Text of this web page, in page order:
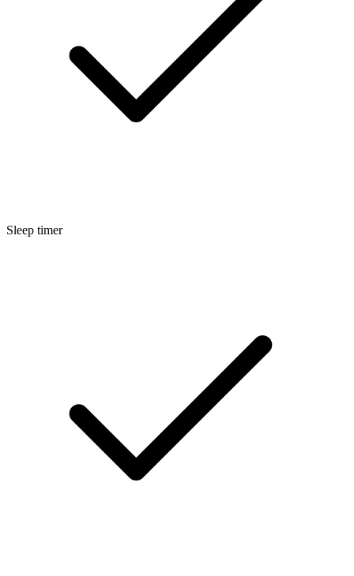
Sleep timer